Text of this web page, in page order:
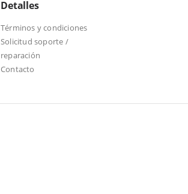
Detalles
Términos y condiciones
Solicitud soporte /
reparación
Contacto